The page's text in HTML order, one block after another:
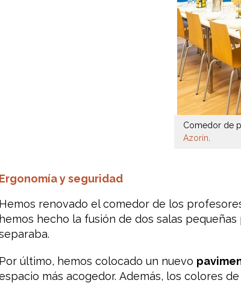
Comedor de
Azorín
Ergonomía y seguridad
Hemos renovado el comedor de los
hemos hecho la fusión de dos salas
Por último, hemos colocado un nuevo
más acogedor. Además, los colores